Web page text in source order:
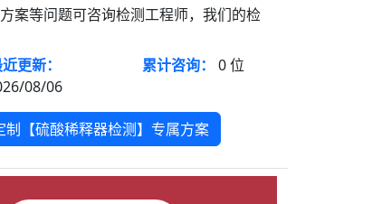
案等问题可咨询检测工程师，我们的检
更新：
08/06
累计咨询： 0位
制【硫酸稀释器检测】专属方案